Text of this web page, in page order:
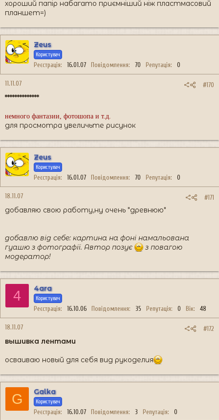
хороший папір набагато приємніший ніж пластмасовий
планшет=)
Zeus
Користувач
Реєстрація 16.01.07 Повідомлення 70 Репутація 0
11.11.07 #170
**************
немного фантазии, фотошопа и т.д.
для просмотра увеличьте рисунок
Zeus
Користувач
Реєстрація 16.01.07 Повідомлення 70 Репутація 0
18.11.07 #171
добавляю свою работу,ну очень "древнюю"
добавлю від себе: картина на фоні намальована
гуашю з фотографії. Автор позує
з повагою
модератор!
4 4ara
Користувач
Реєстрація 16.10.06 Повідомлення 35 Репутація 0 Вік 48
18.11.07 #172
вышивка лентами
осваиваю новый для себя вид рукоделия
G Galka
Користувач
Реєстрація 16.10.07 Повідомлення 3 Репутація 0